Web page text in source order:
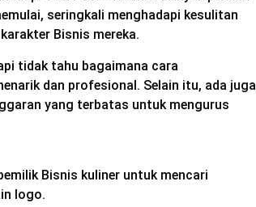
seringkali menghadapi kesulitan
Bisnis mereka.
tidak tahu bagaimana cara
dan profesional. Selain itu, ada juga
yang terbatas untuk mengurus
Bisnis kuliner untuk mencari
logo.